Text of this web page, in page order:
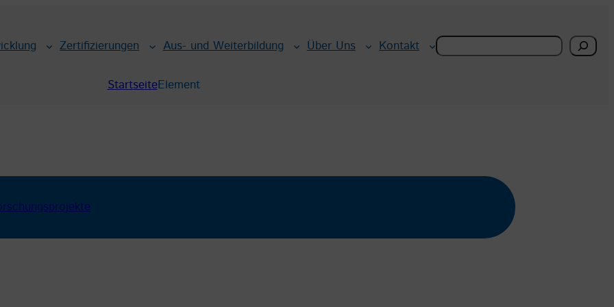
Zertifizierungen Aus- und Weiterbildung Über Uns Kontakt Search
StartseiteElement